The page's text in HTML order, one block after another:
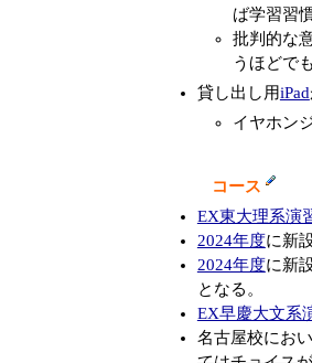
ば学習習
批判的な
うほどで
貸し出し用iPad
イヤホン
コース
EX東大理系演
2024年度に新
2024年度に新
となる。
EX早慶大文系
名古屋校にお